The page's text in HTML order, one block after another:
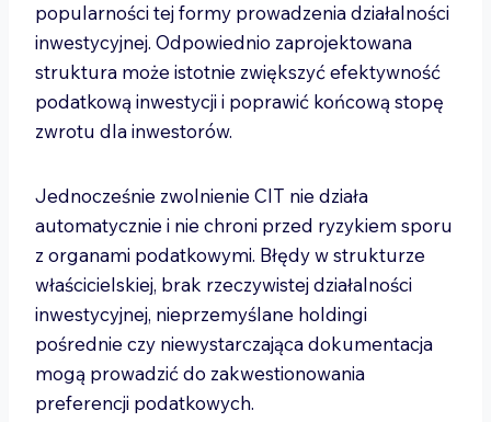
popularności tej formy prowadzenia działalności
inwestycyjnej. Odpowiednio zaprojektowana
struktura może istotnie zwiększyć efektywność
podatkową inwestycji i poprawić końcową stopę
zwrotu dla inwestorów.
Jednocześnie zwolnienie CIT nie działa
automatycznie i nie chroni przed ryzykiem sporu
z organami podatkowymi. Błędy w strukturze
właścicielskiej, brak rzeczywistej działalności
inwestycyjnej, nieprzemyślane holdingi
pośrednie czy niewystarczająca dokumentacja
mogą prowadzić do zakwestionowania
preferencji podatkowych.